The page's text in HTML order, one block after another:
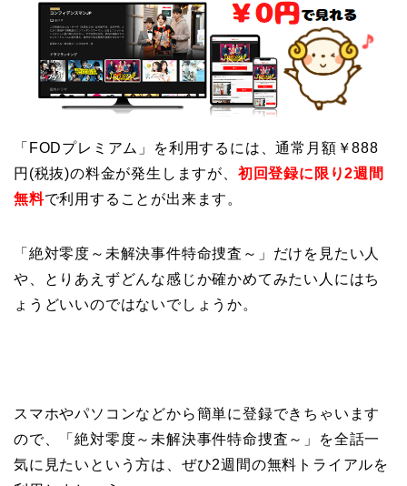
「FODプレミアム」を利用するには、通常月額￥888
円(税抜)の料金が発生しますが、 初回登録に限り2週間
無料で利用することが出来ます。
「絶対零度～未解決事件特命捜査～」だけを見たい人
や、とりあえずどんな感じか確かめてみたい人にはち
ょうどいいのではないでしょうか。
スマホやパソコンなどから簡単に登録できちゃいます
ので、「絶対零度～未解決事件特命捜査～」を全話一
気に見たいという方は、ぜひ2週間の無料トライアルを